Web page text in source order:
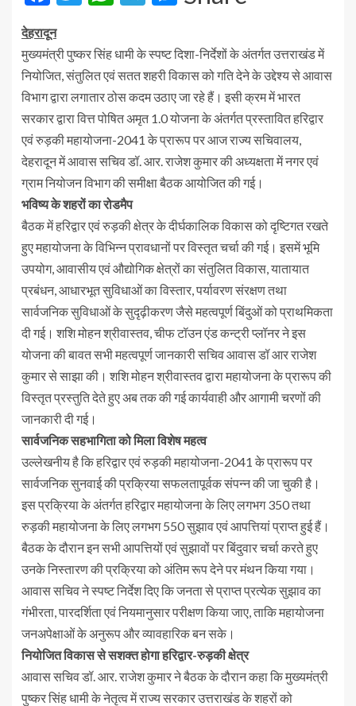
देहरादून
मुख्यमंत्री पुष्कर सिंह धामी के स्पष्ट दिशा-निर्देशों के अंतर्गत उत्तराखंड में
नियोजित, संतुलित एवं सतत शहरी विकास को गति देने के उद्देश्य से आवास
विभाग द्वारा लगातार ठोस कदम उठाए जा रहे हैं। इसी क्रम में भारत
सरकार द्वारा वित्त पोषित अमृत 1.0 योजना के अंतर्गत प्रस्तावित हरिद्वार
एवं रुड़की महायोजना-2041 के प्रारूप पर आज राज्य सचिवालय,
देहरादून में आवास सचिव डॉ. आर. राजेश कुमार की अध्यक्षता में नगर एवं
ग्राम नियोजन विभाग की समीक्षा बैठक आयोजित की गई।
भविष्य के शहरों का रोडमैप
बैठक में हरिद्वार एवं रुड़की क्षेत्र के दीर्घकालिक विकास को दृष्टिगत रखते
हुए महायोजना के विभिन्न प्रावधानों पर विस्तृत चर्चा की गई। इसमें भूमि
उपयोग, आवासीय एवं औद्योगिक क्षेत्रों का संतुलित विकास, यातायात
प्रबंधन, आधारभूत सुविधाओं का विस्तार, पर्यावरण संरक्षण तथा
सार्वजनिक सुविधाओं के सुदृढ़ीकरण जैसे महत्वपूर्ण बिंदुओं को प्राथमिकता
दी गई। शशि मोहन श्रीवास्तव, चीफ टॉउन एंड कन्ट्री प्लॉनर ने इस
योजना की बावत सभी महत्वपूर्ण जानकारी सचिव आवास डॉ आर राजेश
कुमार से साझा की। शशि मोहन श्रीवास्तव द्वारा महायोजना के प्रारूप की
विस्तृत प्रस्तुति देते हुए अब तक की गई कार्यवाही और आगामी चरणों की
जानकारी दी गई।
सार्वजनिक सहभागिता को मिला विशेष महत्व
उल्लेखनीय है कि हरिद्वार एवं रुड़की महायोजना-2041 के प्रारूप पर
सार्वजनिक सुनवाई की प्रक्रिया सफलतापूर्वक संपन्न की जा चुकी है।
इस प्रक्रिया के अंतर्गत हरिद्वार महायोजना के लिए लगभग 350 तथा
रुड़की महायोजना के लिए लगभग 550 सुझाव एवं आपत्तियां प्राप्त हुई हैं।
बैठक के दौरान इन सभी आपत्तियों एवं सुझावों पर बिंदुवार चर्चा करते हुए
उनके निस्तारण की प्रक्रिया को अंतिम रूप देने पर मंथन किया गया।
आवास सचिव ने स्पष्ट निर्देश दिए कि जनता से प्राप्त प्रत्येक सुझाव का
गंभीरता, पारदर्शिता एवं नियमानुसार परीक्षण किया जाए, ताकि महायोजना
जनअपेक्षाओं के अनुरूप और व्यावहारिक बन सके।
नियोजित विकास से सशक्त होगा हरिद्वार-रुड़की क्षेत्र
आवास सचिव डॉ. आर. राजेश कुमार ने बैठक के दौरान कहा कि मुख्यमंत्री
पुष्कर सिंह धामी के नेतृत्व में राज्य सरकार उत्तराखंड के शहरों को